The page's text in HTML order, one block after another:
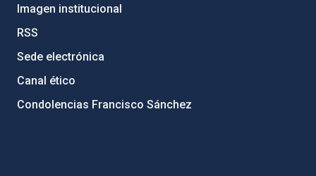
Imagen institucional
RSS
Sede electrónica
Canal ético
Condolencias Francisco Sánchez